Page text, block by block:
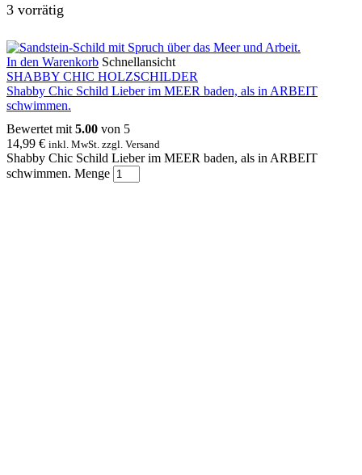
3 vorrätig
In den Warenkorb Schnellansicht
SHABBY CHIC HOLZSCHILDER
Shabby Chic Schild Lieber im MEER baden, als in ARBEIT
schwimmen.
Bewertet mit 5.00 von 5
14,99 € inkl. MwSt. zzgl. Versand
Shabby Chic Schild Lieber im MEER baden, als in ARBEIT
schwimmen. Menge